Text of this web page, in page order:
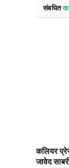
संबधित
कलियर
जावेद